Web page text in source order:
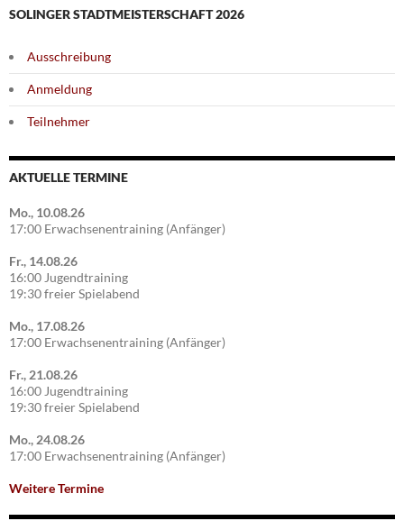
SOLINGER STADTMEISTERSCHAFT 2026
Ausschreibung
Anmeldung
Teilnehmer
AKTUELLE TERMINE
Mo., 10.08.26
17:00 Erwachsenentraining (Anfänger)
Fr., 14.08.26
16:00 Jugendtraining
19:30 freier Spielabend
Mo., 17.08.26
17:00 Erwachsenentraining (Anfänger)
Fr., 21.08.26
16:00 Jugendtraining
19:30 freier Spielabend
Mo., 24.08.26
17:00 Erwachsenentraining (Anfänger)
Weitere Termine